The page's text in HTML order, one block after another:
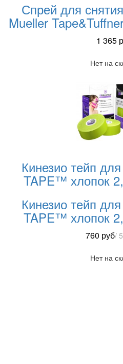
Спрей для
Mueller
1 365
Нет на
Кинезио тейп
TAPE™ хлопок
Кинезио тейп
TAPE™ хлопок
760 руб/
Нет на